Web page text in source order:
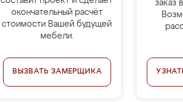
окончательный расчёт
стоимости Вашей будущей
мебели.
ВЫЗВАТЬ ЗАМЕРЩИКА
заказ